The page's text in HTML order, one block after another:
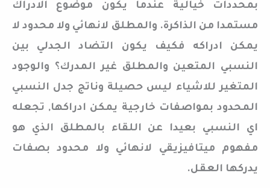
بمحددات خيالية عندما يكون موضوع الادراك
مستمدا من الذاكرة. والمطلق لانهائي ولا محدود لا
يمكن ادراكه فكيف يكون التضاد الجدلي بين
النسبي المتعين والمطلق غير المدرك؟ والوجود
المتغير للاشياء ليس حصيلة وناتج جدل النسبي
المحدود بمواصفات خارجية يمكن ادراكها, تجعله
اي النسبي بعيدا عن اللقاء بالمطلق الذي هو
مفهوم ميتافيزيقي لانهائي ولا محدود بصفات
يدركها العقل.